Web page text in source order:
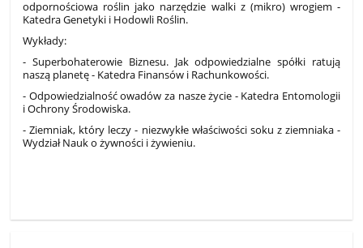
odpornościowa roślin jako narzędzie walki z (mikro) wrogiem -
Katedra Genetyki i Hodowli Roślin.
Wykłady:
- Superbohaterowie Biznesu. Jak odpowiedzialne spółki ratują
naszą planetę - Katedra Finansów i Rachunkowości.
- Odpowiedzialność owadów za nasze życie - Katedra Entomologii
i Ochrony Środowiska.
- Ziemniak, który leczy - niezwykłe właściwości soku z ziemniaka -
Wydział Nauk o żywności i żywieniu.